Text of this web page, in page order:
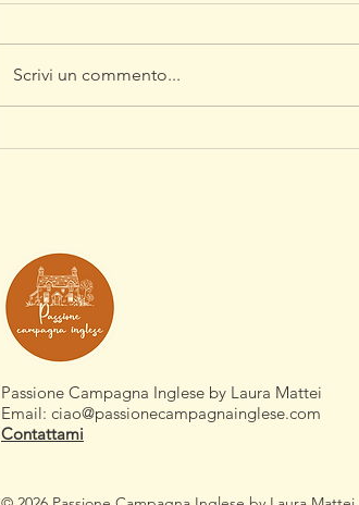
Sei libri da leggere sulla
Scrivi un commento...
Passione Campagna Inglese by Laura Mattei
Email: ciao@passionecampagnainglese.com
Contattami